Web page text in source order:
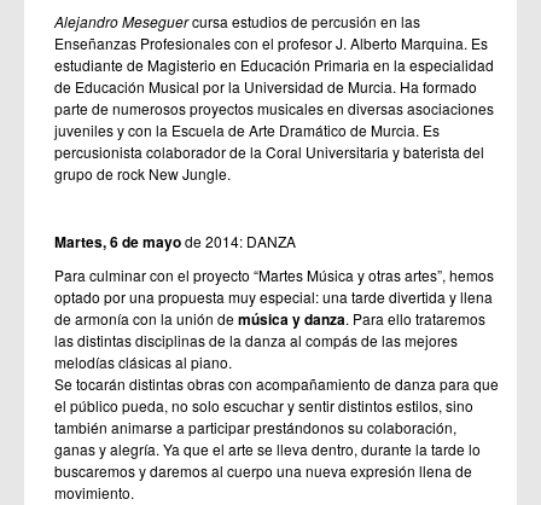
Alejandro Meseguercursa estudios de percusión en las
Enseñanzas Profesionales con el profesor J. Alberto Marquina. Es
estudiante de Magisterio en Educación Primaria en la especialidad
de Educación Musical por la Universidad de Murcia. Ha formado
parte de numerosos proyectos musicales en diversas asociaciones
juveniles y con la Escuela de Arte Dramático de Murcia. Es
percusionista colaborador de la Coral Universitaria y baterista del
grupo de rock New Jungle.
Martes, 6 de mayode 2014: DANZA
Para culminar con el proyecto “Martes Música y otras artes”, hemos
optado por una propuesta muy especial: una tarde divertida y llena
de armonía con la unión demúsica y danza. Para ello trataremos
las distintas disciplinas de la danza al compás de las mejores
melodías clásicas al piano.
Se tocarán distintas obras con acompañamiento de danza para que
el público pueda, no solo escuchar y sentir distintos estilos, sino
también animarse a participar prestándonos su colaboración,
ganas y alegría. Ya que el arte se lleva dentro, durante la tarde lo
buscaremos y daremos al cuerpo una nueva expresión llena de
movimiento.